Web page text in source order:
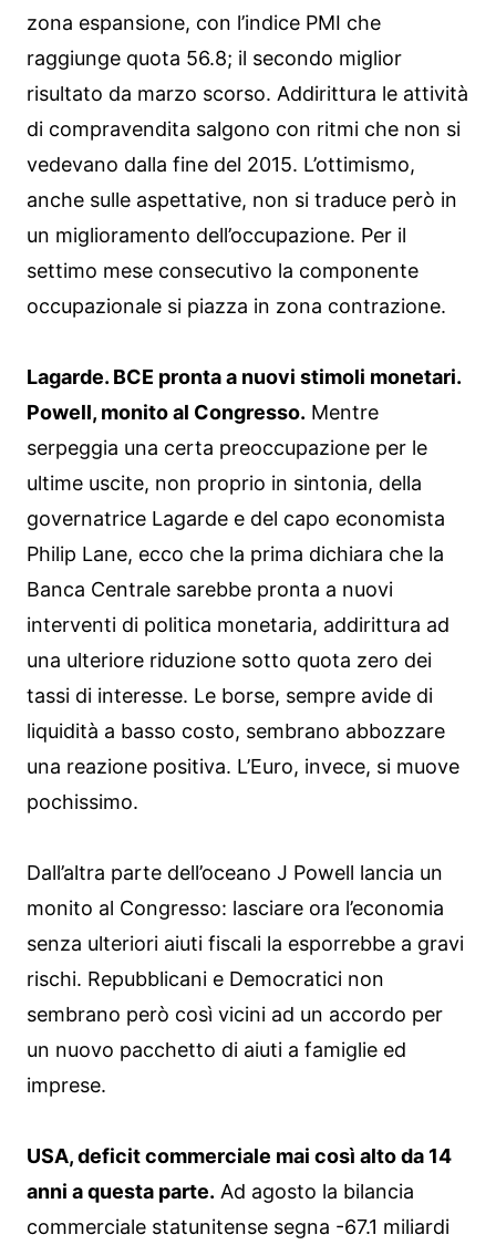
zona espansione, con l’indice PMI che
raggiunge quota 56.8; il secondo miglior
risultato da marzo scorso. Addirittura le attività
di compravendita salgono con ritmi che non si
vedevano dalla fine del 2015. L’ottimismo,
anche sulle aspettative, non si traduce però in
un miglioramento dell’occupazione. Per il
settimo mese consecutivo la componente
occupazionale si piazza in zona contrazione.
Lagarde. BCE pronta a nuovi stimoli monetari.
Powell, monito al Congresso. Mentre
serpeggia una certa preoccupazione per le
ultime uscite, non proprio in sintonia, della
governatrice Lagarde e del capo economista
Philip Lane, ecco che la prima dichiara che la
Banca Centrale sarebbe pronta a nuovi
interventi di politica monetaria, addirittura ad
una ulteriore riduzione sotto quota zero dei
tassi di interesse. Le borse, sempre avide di
liquidità a basso costo, sembrano abbozzare
una reazione positiva. L’Euro, invece, si muove
pochissimo.
Dall’altra parte dell’oceano J Powell lancia un
monito al Congresso: lasciare ora l’economia
senza ulteriori aiuti fiscali la esporrebbe a gravi
rischi. Repubblicani e Democratici non
sembrano però così vicini ad un accordo per
un nuovo pacchetto di aiuti a famiglie ed
imprese.
USA, deficit commerciale mai così alto da 14
anni a questa parte. Ad agosto la bilancia
commerciale statunitense segna -67.1 miliardi